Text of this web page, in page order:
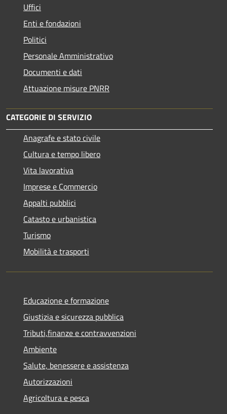
Uffici
Enti e fondazioni
Politici
Personale Amministrativo
Documenti e dati
Attuazione misure PNRR
CATEGORIE DI SERVIZIO
Anagrafe e stato civile
Cultura e tempo libero
Vita lavorativa
Imprese e Commercio
Appalti pubblici
Catasto e urbanistica
Turismo
Mobilità e trasporti
Educazione e formazione
Giustizia e sicurezza pubblica
Tributi,finanze e contravvenzioni
Ambiente
Salute, benessere e assistenza
Autorizzazioni
Agricoltura e pesca